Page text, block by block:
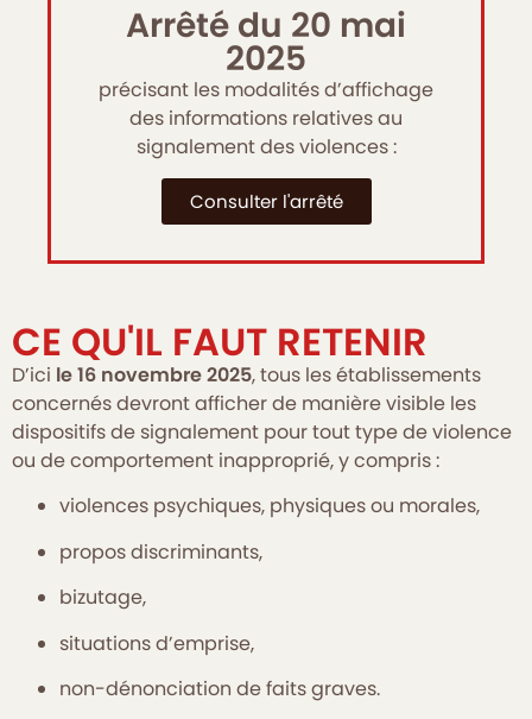
Arrêté du 20 mai
2025
précisant les modalités d’affichage
des informations relatives au
signalement des violences :
Consulter l'arrêté
CE QU'IL FAUT RETENIR
D’ici le 16 novembre 2025, tous les établissements
concernés devront afficher de manière visible les
dispositifs de signalement pour tout type de violence
ou de comportement inapproprié, y compris :
violences psychiques, physiques ou morales,
propos discriminants,
bizutage,
situations d’emprise,
non-dénonciation de faits graves.